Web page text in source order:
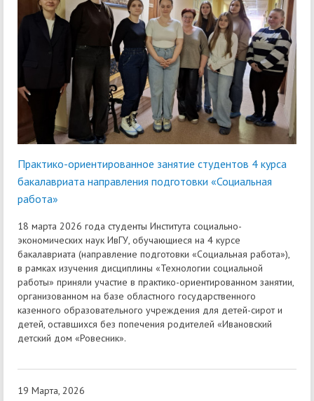
Практико-ориентированное занятие студентов 4 курса
бакалавриата направления подготовки «Социальная
работа»
18 марта 2026 года студенты Института социально-
экономических наук ИвГУ, обучающиеся на 4 курсе
бакалавриата (направление подготовки «Социальная работа»),
в рамках изучения дисциплины «Технологии социальной
работы» приняли участие в практико-ориентированном занятии,
организованном на базе областного государственного
казенного образовательного учреждения для детей-сирот и
детей, оставшихся без попечения родителей «Ивановский
детский дом «Ровесник».
19 Марта, 2026